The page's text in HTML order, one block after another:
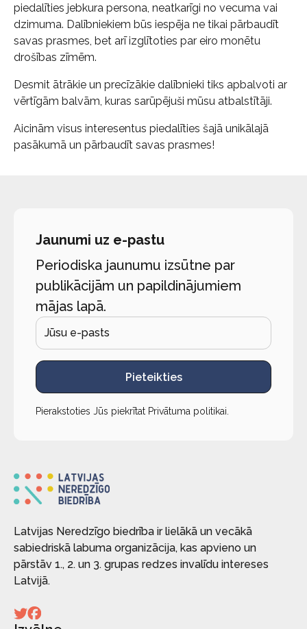
piedalīties jebkura persona, neatkarīgi no vecuma vai
dzimuma. Dalībniekiem būs iespēja ne tikai pārbaudīt
savas prasmes, bet arī izglītoties par eiro monētu
drošības zīmēm.
Desmit ātrākie un precīzākie dalībnieki tiks apbalvoti ar
vērtīgām balvām, kuras sarūpējuši mūsu atbalstītāji.
Aicinām visus interesentus piedalīties šajā unikālajā
pasākumā un pārbaudīt savas prasmes!
Jaunumi uz e-pastu
Periodiska jaunumu izsūtne par
publikācijām un papildinājumiem
mājas lapā.
Pieteikties
Pierakstoties Jūs piekrītat Privātuma politikai
Latvijas Neredzīgo biedrība ir lielākā un vecākā
sabiedriskā labuma organizācija, kas apvieno un
pārstāv 1., 2. un 3. grupas redzes invalīdu intereses
Latvijā.